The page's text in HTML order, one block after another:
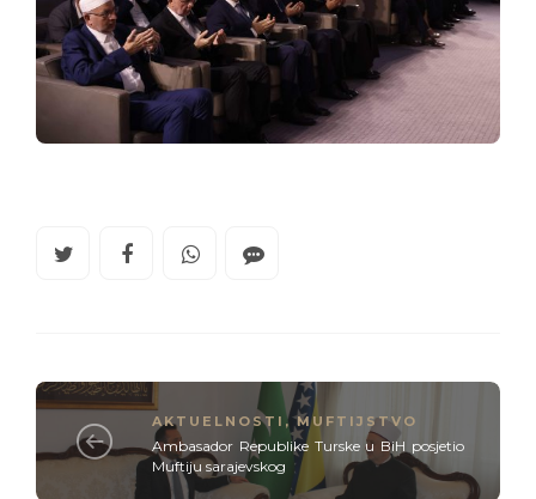
AKTUELNOSTI ,MUFTIJSTVO
Ambasador Republike Turske u BiH posjetio
Muftiju sarajevskog